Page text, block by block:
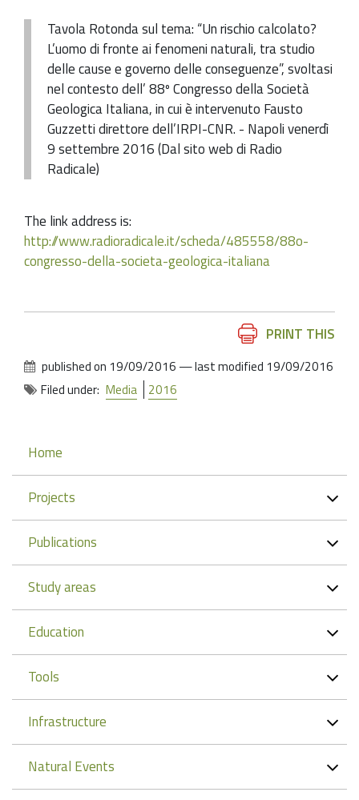
Tavola Rotonda sul tema: “Un rischio calcolato?
L’uomo di fronte ai fenomeni naturali, tra studio
delle cause e governo delle conseguenze”, svoltasi
nel contesto dell’ 88º Congresso della Società
Geologica Italiana, in cui è intervenuto Fausto
Guzzetti direttore dell’IRPI-CNR. - Napoli venerdì
9 settembre 2016 (Dal sito web di Radio
Radicale)
The link address is:
http://www.radioradicale.it/scheda/485558/88o-
congresso-della-societa-geologica-italiana
PRINT THIS
published on 19/09/2016 —last modified 19/09/2016
Filed under: Media 2016
Navigation
Home
Projects
Publications
Study areas
Education
Tools
Infrastructure
Natural Events